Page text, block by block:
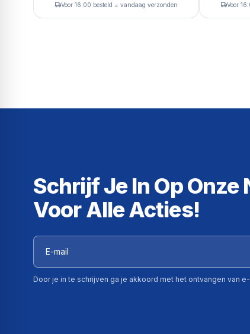
Voor 16:00 besteld = vandaag verzonden Voor
Schrijf Je In Op
Voor Alle Acties!
Door je in te schrijven ga je akkoord met het ontvangen van